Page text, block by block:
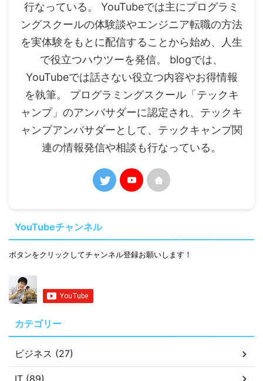
行なっている。 YouTubeでは主にプログラミ
ングスクールの体験談やエンジニア転職の方法
を実体験をもとに配信することから始め、人生
で役立つハウツーを発信。 blogでは、
YouTubeでは話さない役立つ内容やお得情報
を執筆。 プログラミングスクール「テックキ
ャンプ」のアンバサダーに認定され、テックキ
ャンプアンバサダーとして、テックキャンプ関
連の情報発信や相談も行なっている。
YouTubeチャンネル
ボタンをクリックしてチャンネル登録お願いします！
カテゴリー
ビジネス (27)